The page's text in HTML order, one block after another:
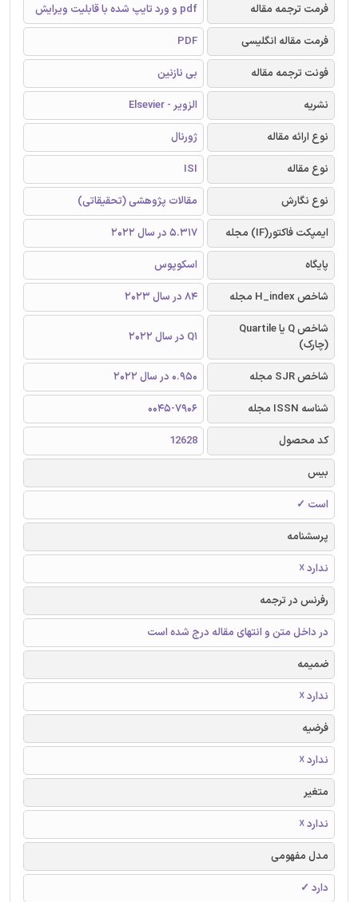
فرمت ترجمه مقاله
pdf و ورد تایپ شده با قابلیت ویرایش
فرمت مقاله انگلیسی
PDF
فونت ترجمه مقاله
بی نازنین
نشریه
الزویر - Elsevier
نوع ارائه مقاله
ژورنال
نوع مقاله
ISI
نوع نگارش
مقالات پژوهشی (تحقیقاتی)
ایمپکت فاکتور(IF) مجله
5.317 در سال 2022
پایگاه
اسکوپوس
شاخص H_index مجله
84 در سال 2023
شاخص Q یا Quartile
(چارک)
Q1 در سال 2022
شاخص SJR مجله
0.950 در سال 2022
شناسه ISSN مجله
0045-7906
کد محصول
12628
بیس
است ✓
پرسشنامه
ندارد ☓
رفرنس در ترجمه
در داخل متن و انتهای مقاله درج شده است
ضمیمه
ندارد ☓
فرضیه
ندارد ☓
متغیر
ندارد ☓
مدل مفهومی
دارد ✓